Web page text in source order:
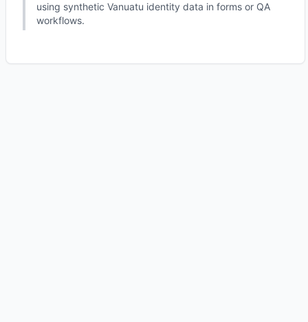
using synthetic Vanuatu identity data in forms or QA
workflows.